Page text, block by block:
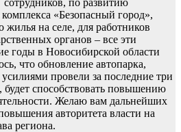
по развитию
«Безопасный город»,
жилья на селе, для работников
органов – все эти
годы в Новосибирской области
что обновление автопарка,
провели за последние три
будет способствовать повышению
Желаю вам дальнейших
авторитета власти на
региона.